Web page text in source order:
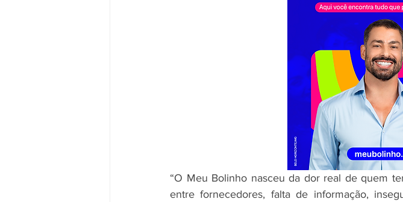
“O Meu Bolinho nasceu da dor real de quem
entre fornecedores, falta de informação,